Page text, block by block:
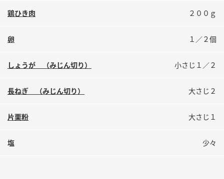
ロングセラー商品 ＋ おすすめレシピ
鶏ひき肉 ２００ｇ
卵 １／２個
しょうが （みじん切り） 小さじ１／２
長ねぎ （みじん切り） 大さじ２
片栗粉 大さじ１
塩 少々